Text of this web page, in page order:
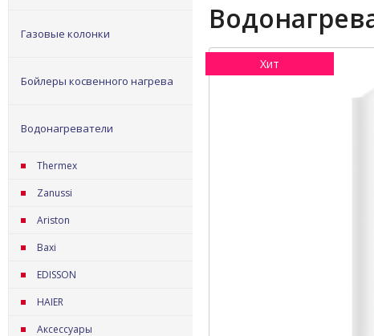
Газовые колонки
Бойлеры косвенного нагрева
Водонагреватели
Thermex
Zanussi
Ariston
Baxi
EDISSON
HAIER
Аксессуары
Хит